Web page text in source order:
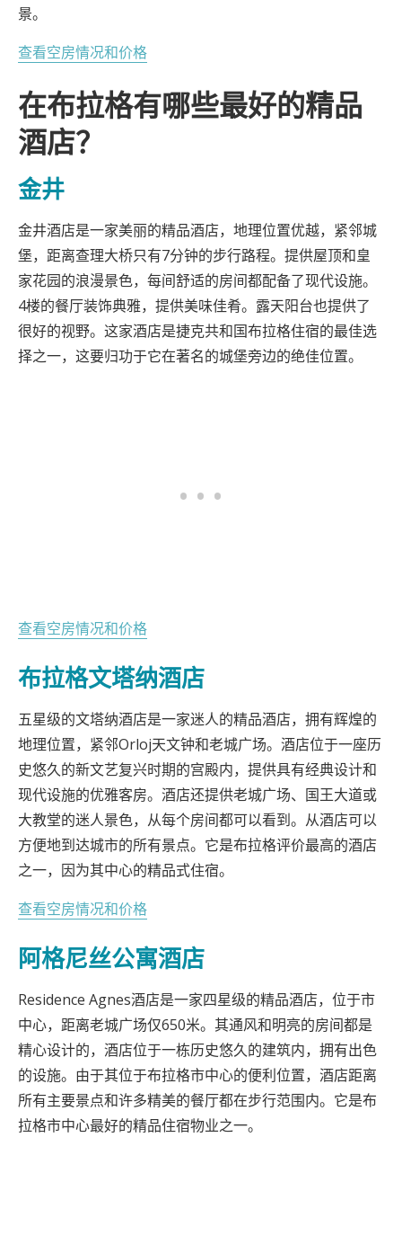
景。
查看空房情况和价格
在布拉格有哪些最好的精品
酒店？
金井
金井酒店是一家美丽的精品酒店，地理位置优越，紧邻城
堡，距离查理大桥只有7分钟的步行路程。提供屋顶和皇
家花园的浪漫景色，每间舒适的房间都配备了现代设施。
4楼的餐厅装饰典雅，提供美味佳肴。露天阳台也提供了
很好的视野。这家酒店是捷克共和国布拉格住宿的最佳选
择之一，这要归功于它在著名的城堡旁边的绝佳位置。
查看空房情况和价格
布拉格文塔纳酒店
五星级的文塔纳酒店是一家迷人的精品酒店，拥有辉煌的
地理位置，紧邻Orloj天文钟和老城广场。酒店位于一座历
史悠久的新文艺复兴时期的宫殿内，提供具有经典设计和
现代设施的优雅客房。酒店还提供老城广场、国王大道或
大教堂的迷人景色，从每个房间都可以看到。从酒店可以
方便地到达城市的所有景点。它是布拉格评价最高的酒店
之一，因为其中心的精品式住宿。
查看空房情况和价格
阿格尼丝公寓酒店
Residence Agnes酒店是一家四星级的精品酒店，位于市
中心，距离老城广场仅650米。其通风和明亮的房间都是
精心设计的，酒店位于一栋历史悠久的建筑内，拥有出色
的设施。由于其位于布拉格市中心的便利位置，酒店距离
所有主要景点和许多精美的餐厅都在步行范围内。它是布
拉格市中心最好的精品住宿物业之一。